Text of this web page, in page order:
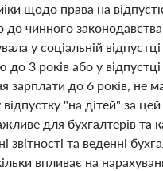
щодо права на
до чинного
у соціальній
до 3 років або у відпустці
зарплати до 6 років, не
"на дітей" за
для бухгалтерів та
звітності та веденні
впливає на